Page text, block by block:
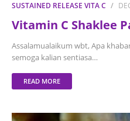
SUSTAINED RELEASE VITA C
Vitamin C Shaklee
Assalamualaikum wbt, Apa
semoga kalian sentiasa…
READ MORE